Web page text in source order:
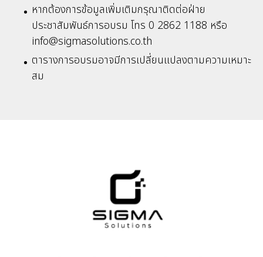
หากต้องการข้อมูลเพิ่มเติมกรุณาติดต่อฝ่าย
ประชาสัมพันธ์การอบรม โทร 0 2862 1188 หรือ
info@sigmasolutions.co.th
ตารางการอบรมอาจมีการเปลี่ยนแปลงตามความเหมาะ
สม